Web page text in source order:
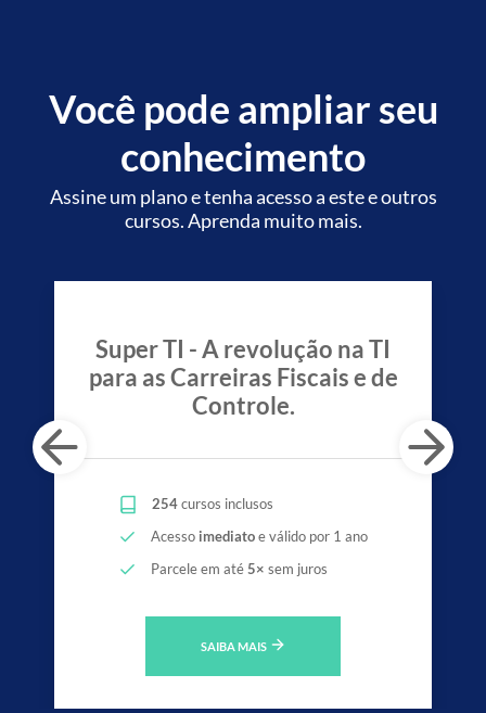
Você pode ampliar seu
conhecimento
Assine um plano e tenha acesso a este e outros
cursos. Aprenda muito mais.
Super TI - A revolução na TI
para as Carreiras Fiscais e de
Controle.
254cursos inclusos
Acesso imediatoe válido por 1 ano
Parcele em até5× sem juros
SAIBA MAIS